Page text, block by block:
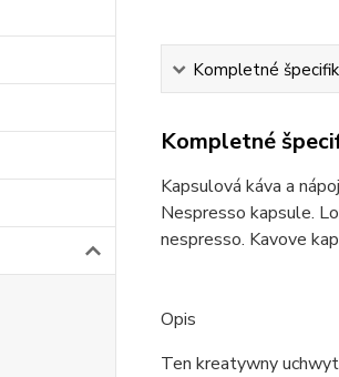
Kompletné
Kompletné
Kapsulová káva a
Nespresso kapsule.
nespresso. Kavove
Opis
Ten kreatywny